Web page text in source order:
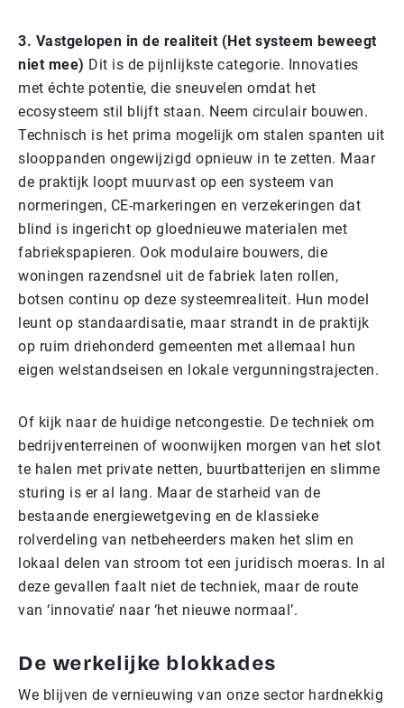
3. Vastgelopen in de realiteit (Het systeem beweegt
niet mee) Dit is de pijnlijkste categorie. Innovaties
met échte potentie, die sneuvelen omdat het
ecosysteem stil blijft staan. Neem circulair bouwen.
Technisch is het prima mogelijk om stalen spanten uit
slooppanden ongewijzigd opnieuw in te zetten. Maar
de praktijk loopt muurvast op een systeem van
normeringen, CE-markeringen en verzekeringen dat
blind is ingericht op gloednieuwe materialen met
fabriekspapieren. Ook modulaire bouwers, die
woningen razendsnel uit de fabriek laten rollen,
botsen continu op deze systeemrealiteit. Hun model
leunt op standaardisatie, maar strandt in de praktijk
op ruim driehonderd gemeenten met allemaal hun
eigen welstandseisen en lokale vergunningstrajecten.
Of kijk naar de huidige netcongestie. De techniek om
bedrijventerreinen of woonwijken morgen van het slot
te halen met private netten, buurtbatterijen en slimme
sturing is er al lang. Maar de starheid van de
bestaande energiewetgeving en de klassieke
rolverdeling van netbeheerders maken het slim en
lokaal delen van stroom tot een juridisch moeras. In al
deze gevallen faalt niet de techniek, maar de route
van ‘innovatie’ naar ‘het nieuwe normaal’.
De werkelijke blokkades
We blijven de vernieuwing van onze sector hardnekkig